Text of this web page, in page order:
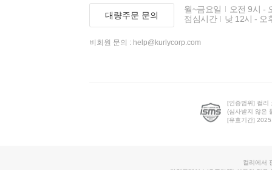
대량주문 문의
월~금요일
오전 9시 -
점심시간
낮 12시 - 오
비회원 문의 : help@kurlycorp.com
[인증범위] 컬리
(심사받지 않은
[유효기간]
컬리에서